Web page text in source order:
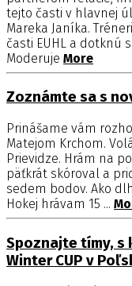
tejto časti v hlavnej
Mareka Janíka.
časti EUHL a dotknú
Moderuje More
Zoznámte sa s
Prinášame vám
Matejom Krchom.
Prievidze. Hrám na
päťkrát skóroval a
sedem bodov. Ako
Hokej hrávam 15 ...
Spoznajte tímy, s
Winter CUP v